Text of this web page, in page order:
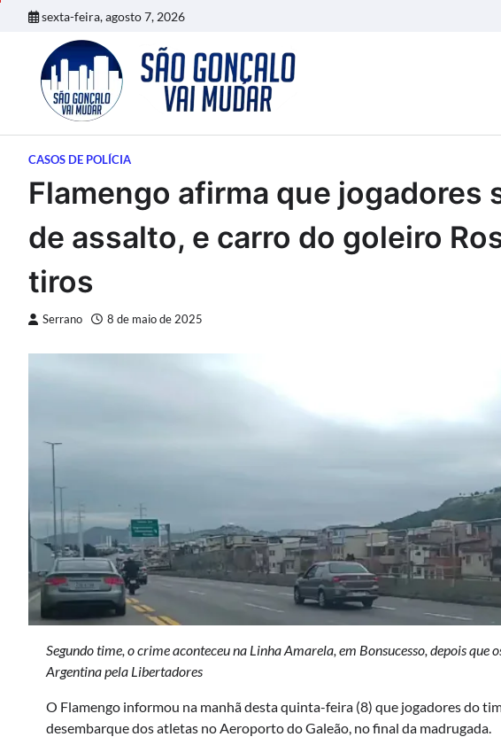
sexta-feira, agosto 7, 2026
CASOS DE POLÍCIA
Flamengo afirma que jogadores
de assalto, e carro do goleiro
tiros
Serrano 8 de maio de 2025
Segundo time, o crime aconteceu na Linha Amarela, em Bonsucesso, depois que
Argentina pela Libertadores
O Flamengo informou na manhã desta quinta-feira (8) que jogadores do
desembarque dos atletas no Aeroporto do Galeão, no final da madrugada.